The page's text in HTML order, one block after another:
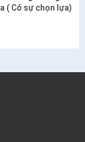
( Có sự chọn lựa)